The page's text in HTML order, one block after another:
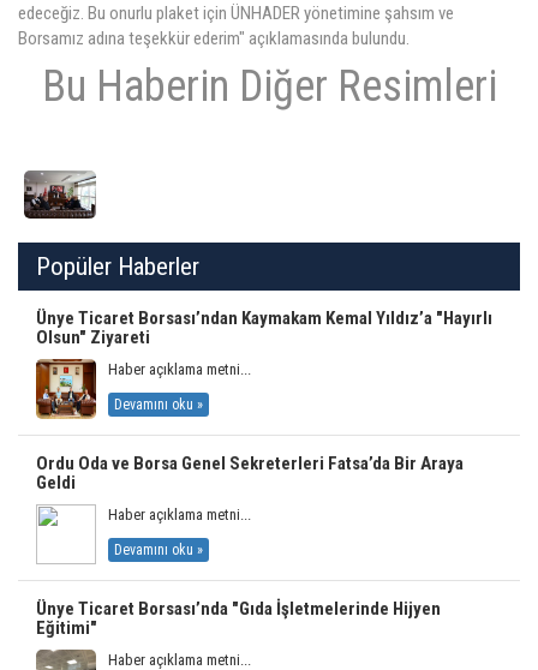
edeceğiz. Bu onurlu plaket için ÜNHADER yönetimine şahsım ve
Borsamız adına teşekkür ederim" açıklamasında bulundu.
Bu Haberin Diğer Resimleri
Popüler Haberler
Ünye Ticaret Borsası’ndan Kaymakam Kemal Yıldız’a "Hayırlı
Olsun" Ziyareti
Haber açıklama metni...
Devamını oku »
Ordu Oda ve Borsa Genel Sekreterleri Fatsa’da Bir Araya
Geldi
Haber açıklama metni...
Devamını oku »
Ünye Ticaret Borsası’nda "Gıda İşletmelerinde Hijyen
Eğitimi"
Haber açıklama metni...